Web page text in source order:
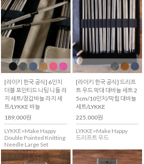
[라이키 한국 공식] 6인치
더블 포인티드 니팅 니들 라
지 세트/장갑바늘 라지 세
트/LYKKE 바늘
189,000원
LYKKE=Make Happy
Double Pointed Knitting
Needle Large Set
[라이키 한국 공식] 드리프
트 우드 막대 대바늘 세트 2
5cm/10인치/막힘 대바늘
세트/LYKKE
225,000원
LYKKE=Make Happy
드리프트 우드